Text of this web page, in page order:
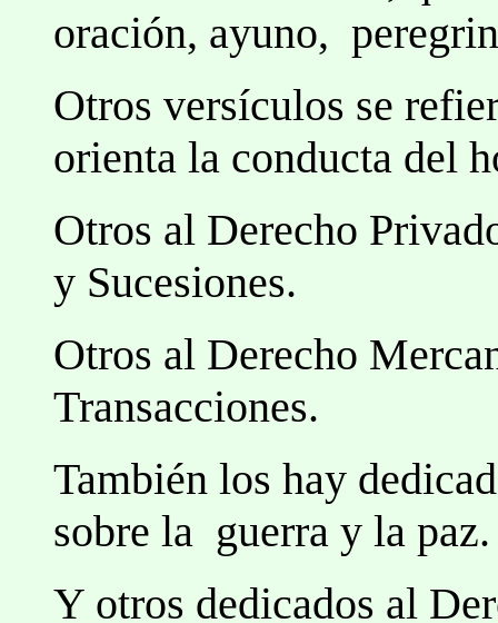
oración, ayuno,
Otros versículos se
orienta la conducta del
Otros al Derecho
y Sucesiones.
Otros al Derecho
Transacciones.
También los hay
sobre la guerra y la paz.
Y otros dedicados al